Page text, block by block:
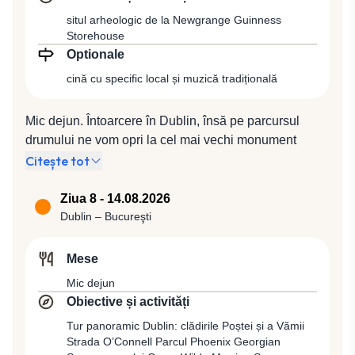
ne vom îndrepta pentru cină (inclusă) și cazare la
Hotel Castlecourt 4* (sau similar 4*).
situl arheologic de la Newgrange Guinness
Storehouse
Optionale
cină cu specific local și muzică tradițională
Mic dejun. Întoarcere în Dublin, însă pe parcursul
drumului ne vom opri la cel mai vechi monument
megalitic din Insulele Britanice şi anume situl
ansamblul arheologic Bend of the Boyne, intrat în
Patrimoniul Mondial UNESCO în anul 1993 şi
megalitice din epoca neoliticului, cu o „vârstă” de
Marea Piramidă a lui Keops din Egipt. Odată sosiți în
Dublin vom vizita Guinness Storehouse din St
James’s Gate Brewery, unde vom avea inclus și un
pint din celebra bere. Cazare la Hotel Harcourt Centre
Citește tot
Ziua 8 - 14.08.2026
Dublin – Bucureşti
Mese
Mic dejun
Obiective și activități
Tur panoramic Dublin: clădirile Poștei și a Vămii
Strada O’Connell Parcul Phoenix Georgian